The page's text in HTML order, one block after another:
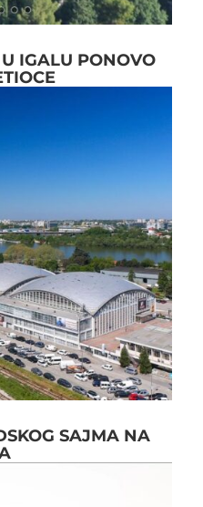
IGALU PONOVO
SAJMA NA